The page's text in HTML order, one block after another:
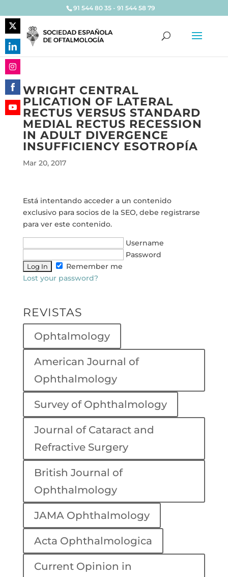
91 544 80 35 - 91 544 58 79
WRIGHT CENTRAL
PLICATION OF LATERAL
RECTUS VERSUS STANDARD
MEDIAL RECTUS RECESSION
IN ADULT DIVERGENCE
INSUFFICIENCY ESOTROPÍA
Mar 20, 2017
Está intentando acceder a un contenido
exclusivo para socios de la SEO, debe registrarse
para ver este contenido.
Username
Password
Remember me
Lost your password?
REVISTAS
Ophtalmology
American Journal of
Ophthalmology
Survey of Ophthalmology
Journal of Cataract and
Refractive Surgery
British Journal of
Ophthalmology
JAMA Ophthalmology
Acta Ophthalmologica
Current Opinion in
Share
on
Twitter
Share
on
LinkedIn
Share
on
Instagram
Share
on
Facebook
Share
YouTube